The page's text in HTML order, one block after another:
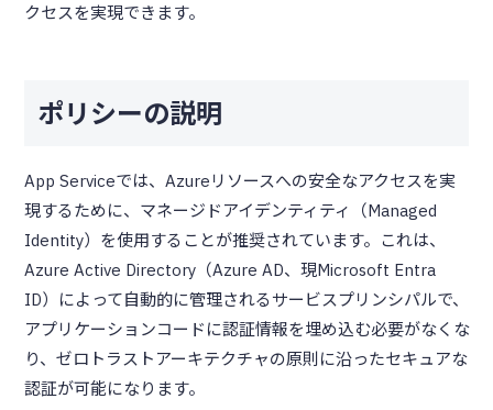
クセスを実現できます。
ポリシーの説明
App Serviceでは、Azureリソースへの安全なアクセスを実
現するために、マネージドアイデンティティ（Managed
Identity）を使用することが推奨されています。これは、
Azure Active Directory（Azure AD、現Microsoft Entra
ID）によって自動的に管理されるサービスプリンシパルで、
アプリケーションコードに認証情報を埋め込む必要がなくな
り、ゼロトラストアーキテクチャの原則に沿ったセキュアな
認証が可能になります。